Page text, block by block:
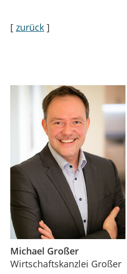
[ zurück ]
Michael Großer
Wirtschaftskanzlei Großer